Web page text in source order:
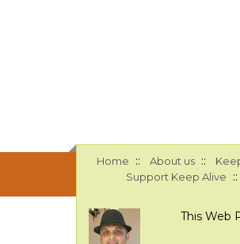
Home :: About us ::
Support Keep Alive ::
This Web